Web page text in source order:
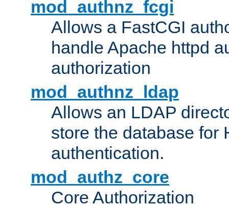
mod_authnz_fcgi
Allows a FastCGI
handle Apache httpd
authorization
mod_authnz_ldap
Allows an LDAP
store the database for
authentication.
mod_authz_core
Core Authorization